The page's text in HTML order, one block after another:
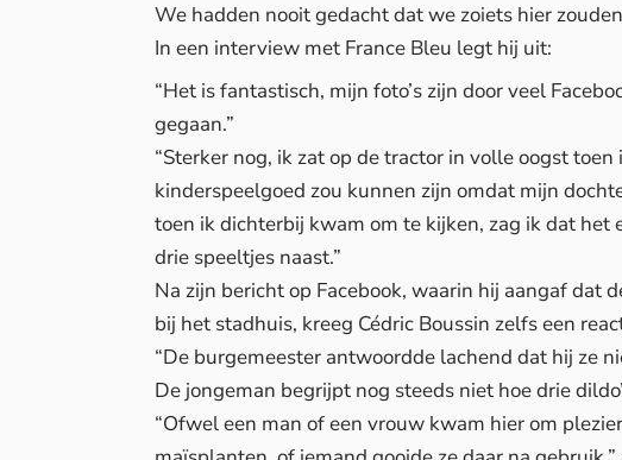
We hadden nooit gedacht dat we zoiets hier
In een interview met France Bleu legt hij uit:
“Het is fantastisch, mijn foto’s zijn door veel
gegaan.”
“Sterker nog, ik zat op de tractor in volle oogst
kinderspeelgoed zou kunnen zijn omdat mijn
toen ik dichterbij kwam om te kijken, zag ik dat het
drie speeltjes naast.”
Na zijn bericht op Facebook, waarin hij aangaf dat
bij het stadhuis, kreeg Cédric Boussin zelfs een
“De burgemeester antwoordde lachend dat hij ze
De jongeman begrijpt nog steeds niet hoe drie
“Ofwel een man of een vrouw kwam hier om